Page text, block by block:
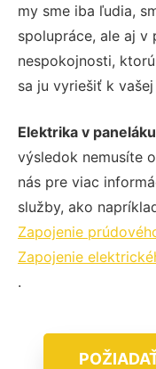
my sme iba ľudia,
spolupráce, ale aj v
nespokojnosti,
sa ju vyriešiť k
Elektrika v
výsledok nemusíte
nás pre viac
služby, ako
Zapojenie
Zapojenie
.